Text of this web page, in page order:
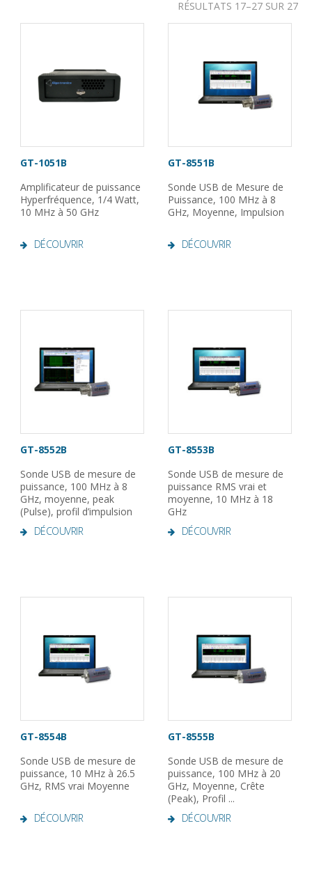
RÉSULTATS 17–27 SUR 27
GT-1051B
Amplificateur de puissance
Hyperfréquence, 1/4 Watt,
10 MHz à 50 GHz
DÉCOUVRIR
GT-8551B
Sonde USB de Mesure de
Puissance, 100 MHz à 8
GHz, Moyenne, Impulsion
DÉCOUVRIR
GT-8552B
Sonde USB de mesure de
puissance, 100 MHz à 8
GHz, moyenne, peak
(Pulse), profil d’impulsion
DÉCOUVRIR
GT-8553B
Sonde USB de mesure de
puissance RMS vrai et
moyenne, 10 MHz à 18
GHz
DÉCOUVRIR
GT-8554B
Sonde USB de mesure de
puissance, 10 MHz à 26.5
GHz, RMS vrai Moyenne
DÉCOUVRIR
GT-8555B
Sonde USB de mesure de
puissance, 100 MHz à 20
GHz, Moyenne, Crête
(Peak), Profil ...
DÉCOUVRIR